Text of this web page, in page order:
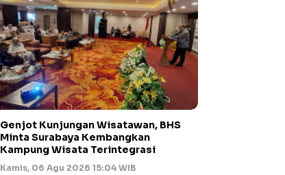
Genjot Kunjungan Wisatawan, BHS
Minta Surabaya Kembangkan
Kampung Wisata Terintegrasi
Kamis, 06 Agu 2026 15:04 WIB